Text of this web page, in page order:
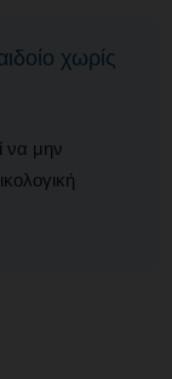
χωρίς
να μην